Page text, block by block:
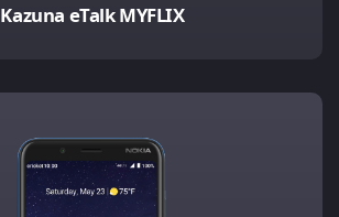
Kazuna eTalk MYFLIX